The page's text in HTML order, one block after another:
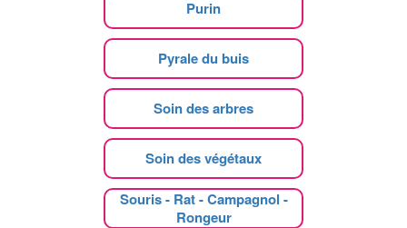
Purin
Pyrale du buis
Soin des arbres
Soin des végétaux
Souris - Rat - Campagnol -
Rongeur